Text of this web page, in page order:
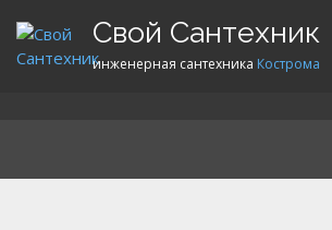
Свой Сантехник
инженерная сантехника Кострома